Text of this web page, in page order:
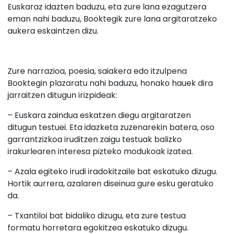
Euskaraz idazten baduzu, eta zure lana ezagutzera
eman nahi baduzu, Booktegik zure lana argitaratzeko
aukera eskaintzen dizu.
Zure narrazioa, poesia, saiakera edo itzulpena
Booktegin plazaratu nahi baduzu, honako hauek dira
jarraitzen ditugun irizpideak:
– Euskara zaindua eskatzen diegu argitaratzen
ditugun testuei. Eta idazketa zuzenarekin batera, oso
garrantzizkoa iruditzen zaigu testuak balizko
irakurlearen interesa pizteko modukoak izatea.
– Azala egiteko irudi iradokitzaile bat eskatuko dizugu.
Hortik aurrera, azalaren diseinua gure esku geratuko
da.
– Txantiloi bat bidaliko dizugu, eta zure testua
formatu horretara egokitzea eskatuko dizugu.